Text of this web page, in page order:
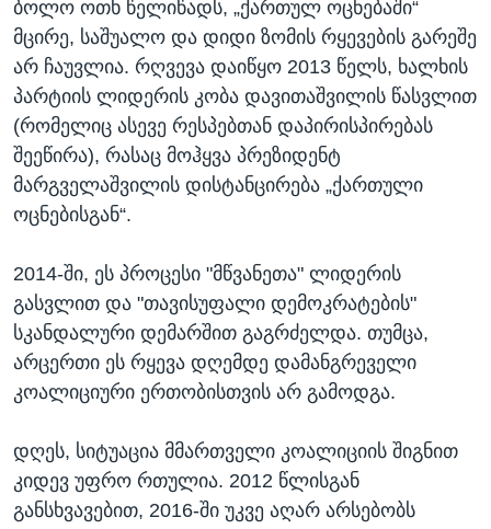
ბოლო ოთხ წელიწადს, „ქართულ ოცნებაში“
მცირე, საშუალო და დიდი ზომის რყევების გარეშე
არ ჩაუვლია. რღვევა დაიწყო 2013 წელს, ხალხის
პარტიის ლიდერის კობა დავითაშვილის წასვლით
(რომელიც ასევე რესპებთან დაპირისპირებას
შეეწირა), რასაც მოჰყვა პრეზიდენტ
მარგველაშვილის დისტანცირება „ქართული
ოცნებისგან“.
2014-ში, ეს პროცესი "მწვანეთა" ლიდერის
გასვლით და "თავისუფალი დემოკრატების"
სკანდალური დემარშით გაგრძელდა. თუმცა,
არცერთი ეს რყევა დღემდე დამანგრეველი
კოალიციური ერთობისთვის არ გამოდგა.
დღეს, სიტუაცია მმართველი კოალიციის შიგნით
კიდევ უფრო რთულია. 2012 წლისგან
განსხვავებით, 2016-ში უკვე აღარ არსებობს